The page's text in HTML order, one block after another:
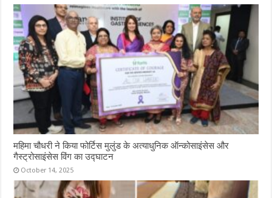
महिमा चौधरी ने किया फोर्टिस मुलुंड के अत्याधुनिक ऑन्कोसाइंसेस और
गैस्ट्रोसाइंसेस विंग का उद्घाटन
October 14, 2025